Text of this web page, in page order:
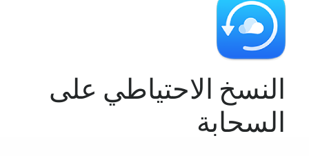
النسخ الاحتياطي على
السحابة